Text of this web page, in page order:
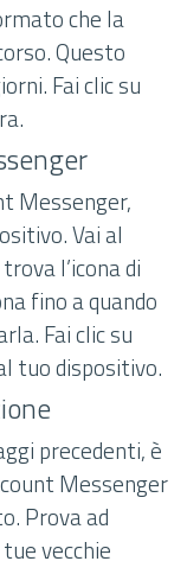
che la
Questo
Fai clic su
Messenger,
Vai al
l’icona di
fino a quando
Fai clic su
tuo dispositivo.
precedenti, è
Messenger
Prova ad
vecchie